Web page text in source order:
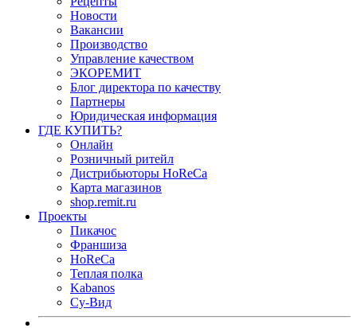
Новости
Вакансии
Производство
Управление качеством
ЭКОРЕМИТ
Блог директора по качеству
Партнеры
Юридическая информация
ГДЕ КУПИТЬ?
Онлайн
Розничный ритейл
Дистрибьюторы HoReCa
Карта магазинов
shop.remit.ru
Проекты
Пикачос
Франшиза
HoReCa
Теплая полка
Kabanos
Су-Вид